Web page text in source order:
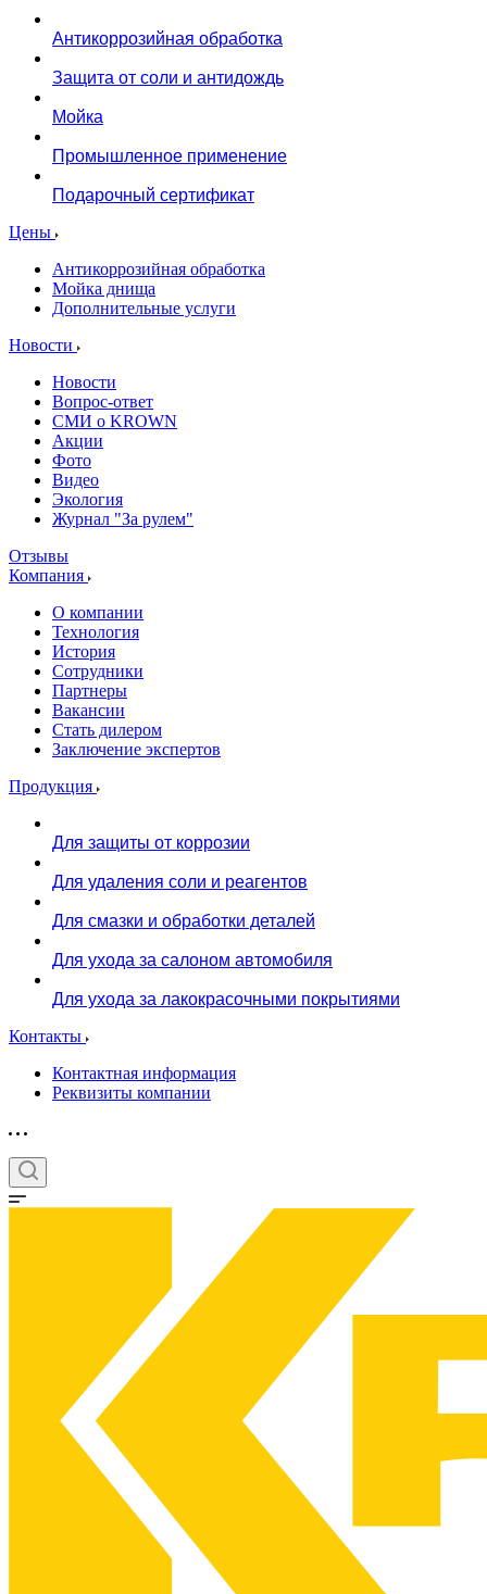
Антикоррозийная обработка
Защита от соли и антидождь
Мойка
Промышленное применение
Подарочный сертификат
Цены
Антикоррозийная обработка
Мойка днища
Дополнительные услуги
Новости
Новости
Вопрос-ответ
СМИ о KROWN
Акции
Фото
Видео
Экология
Журнал "За рулем"
Отзывы
Компания
О компании
Технология
История
Сотрудники
Партнеры
Вакансии
Стать дилером
Заключение экспертов
Продукция
Для защиты от коррозии
Для удаления соли и реагентов
Для смазки и обработки деталей
Для ухода за салоном автомобиля
Для ухода за лакокрасочными покрытиями
Контакты
Контактная информация
Реквизиты компании